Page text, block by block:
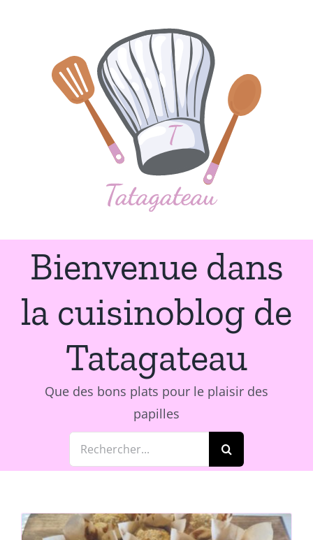
Bienvenue dans
la cuisinoblog de
Tatagateau
Que des bons plats pour le plaisir des
papilles
Rechercher: